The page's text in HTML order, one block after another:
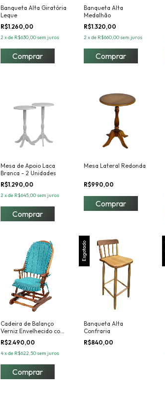
Banqueta Alta Giratória
Leque
R$1.260,00
2 xde R$630,00 sem juros
Banqueta Alta
Medalhão
R$1.320,00
2 xde R$660,00 sem juros
Mesa de Apoio Laca
Branca - 2 Unidades
R$1.290,00
2 xde R$645,00 sem juros
Mesa Lateral Redonda
R$990,00
Comprar
Cadeira de Balanço
Verniz Envelhecido com
Almofada
R$2.490,00
4xde R$622,50 sem juros
Comprar
Esgotado
Banqueta Alta
Confraria
R$840,00